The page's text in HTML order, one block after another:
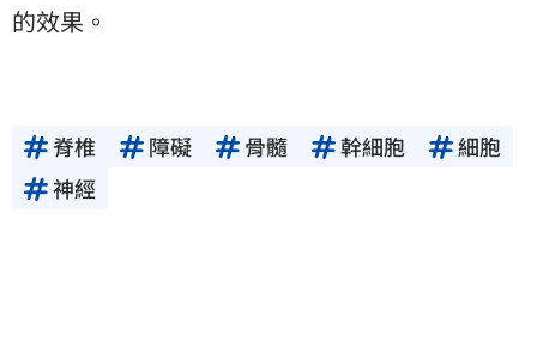
的效果。
脊椎 障礙 骨髓 幹細胞
細胞
神經